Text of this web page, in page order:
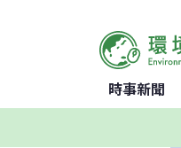
時事新聞